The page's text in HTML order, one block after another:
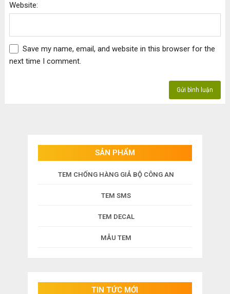
Website:
Save my name, email, and website in this browser for the
next time I comment.
SẢN PHẨM
TEM CHỐNG HÀNG GIẢ BỘ CÔNG AN
TEM SMS
TEM DECAL
MẪU TEM
TIN TỨC MỚI